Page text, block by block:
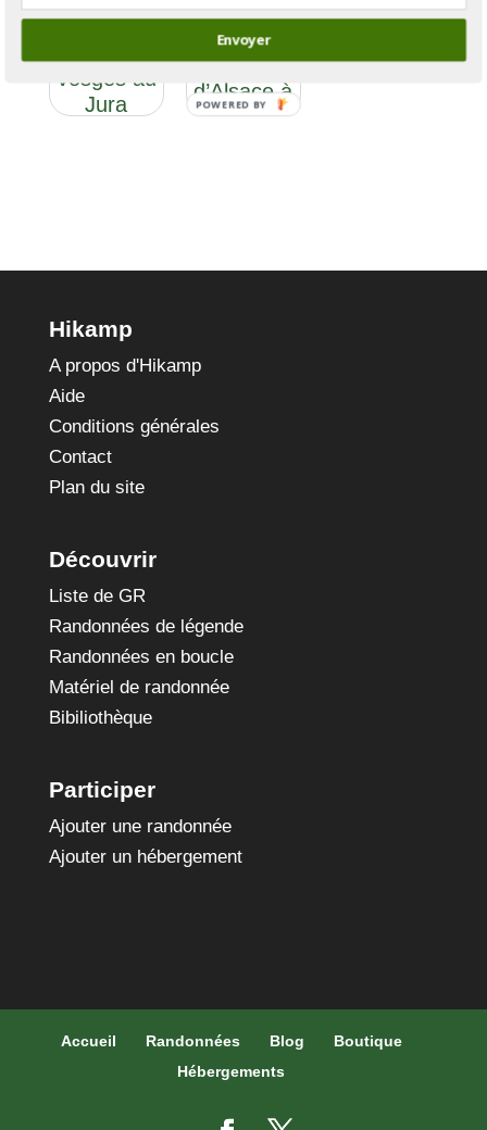
GR®59 :
Vosges au
Jura
GR®59
section 1 :
du Ballon
d’Alsace à
Besançon
Hikamp
A propos d'Hikamp
Aide
Conditions générales
Contact
Plan du site
Découvrir
Liste de GR
Randonnées de légende
Randonnées en boucle
Matériel de randonnée
Bibiliothèque
Participer
Ajouter une randonnée
Ajouter un hébergement
Accueil Randonnées Blog
Boutique
Hébergements
Envoyer
POWERED BY